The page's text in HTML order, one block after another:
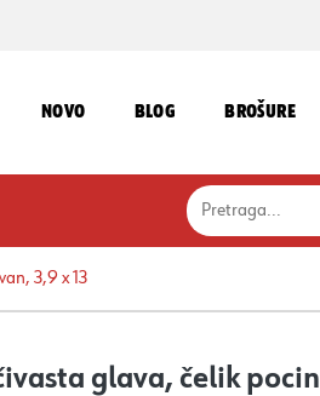
NOVO BLOG BROŠURE
3,9 x 13
glava, čelik